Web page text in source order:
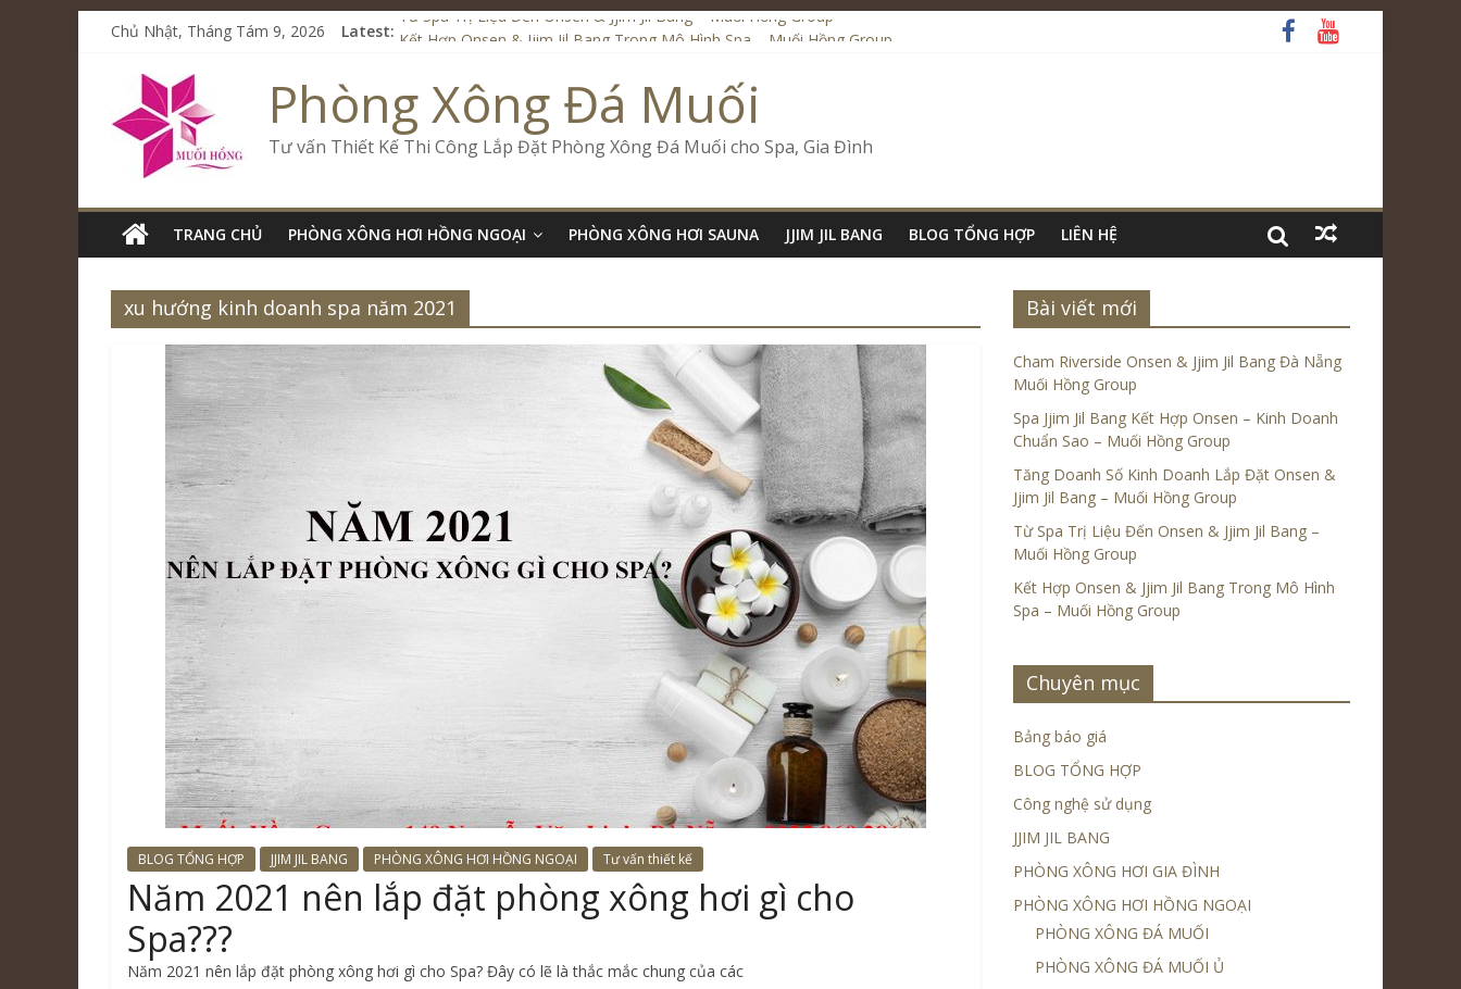
Chủ Nhật, Tháng Tám 9, 2026 Latest: Từ Spa Trị Liệu Đến Onsen & Jjim Jil Bang – Muối Hồng Group
Cham Riverside Onsen & Jjim Jil Bang Đà Nẵng Muối Hồng Group
Spa Jjim Jil Bang Kết Hợp Onsen – Kinh Doanh Chuẩn Sao – Muối Hồng Group
Tăng Doanh Số Kinh Doanh Lắp Đặt Onsen & Jjim Jil Bang – Muối Hồng Group
Phòng Xông Đá Muối
Tư vấn Thiết Kế Thi Công Lắp Đặt Phòng Xông Đá Muối cho Spa, Gia Đình
TRANG CHỦ PHÒNG XÔNG HƠI HỒNG NGOẠI PHÒNG XÔNG HƠI SAUNA JJIM JIL BANG BLOG TỔNG HỢP LIÊN HỆ
xu hướng kinh doanh spa năm 2021
BLOG TỔNG HỢP JJIM JIL BANG PHÒNG XÔNG HƠI HỒNG NGOẠI Tư vấn thiết kế
Năm 2021 nên lắp đặt phòng xông hơi gì cho
Spa???
Năm 2021 nên lắp đặt phòng xông hơi gì cho Spa? Đây có lẽ là thắc mắc chung của các
Bài viết mới
Cham Riverside Onsen & Jjim Jil Bang Đà Nẵng
Muối Hồng Group
Spa Jjim Jil Bang Kết Hợp Onsen – Kinh Doanh
Chuẩn Sao – Muối Hồng Group
Tăng Doanh Số Kinh Doanh Lắp Đặt Onsen &
Jjim Jil Bang – Muối Hồng Group
Từ Spa Trị Liệu Đến Onsen & Jjim Jil Bang –
Muối Hồng Group
Kết Hợp Onsen & Jjim Jil Bang Trong Mô Hình
Spa – Muối Hồng Group
Chuyên mục
Bảng báo giá
BLOG TỔNG HỢP
Công nghệ sử dụng
JJIM JIL BANG
PHÒNG XÔNG HƠI GIA ĐÌNH
PHÒNG XÔNG HƠI HỒNG NGOẠI
PHÒNG XÔNG ĐÁ MUỐI
PHÒNG XÔNG ĐÁ MUỐI Ủ